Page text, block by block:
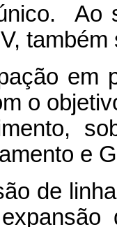
Ao
em
o
e
linha